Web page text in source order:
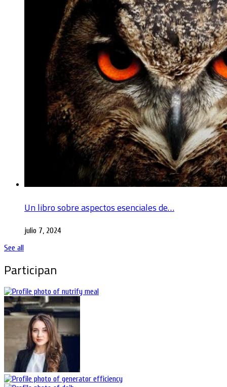
Un libro sobre aspectos esenciales de…
julio 7, 2024
See all
Participan